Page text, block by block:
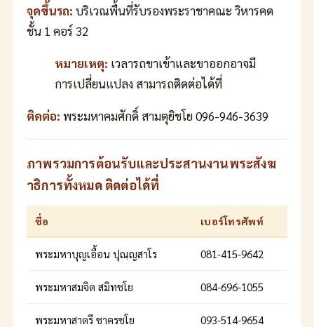
จุดขึ้นรถ: บริเวณพื้นที่รับรองพระราชาคณะ วิหารคด
ชั้น 1 คอร์ 32
หมายเหตุ: เวลารถขาเข้าและขาออกอาจมี
การเปลี่ยนแปลง สามารถติดต่อได้ที่
ติดต่อ: พระมหาคมศักดิ์ สามตุยิชโย 096-946-3639
ภาพรวมการต้อนรับและประสานงานพระสังฆ
าธิการทั้งหมด ติดต่อได้ที่
ชื่อ เบอร์โทรศัพท์
พระมหาบุญเอื้อน ปุณฺญสาโร 081-415-9642
พระมหาสมจิต สมิทชโย 084-696-1055
พระมหาสาตรี ชาครชโย 093-514-9654